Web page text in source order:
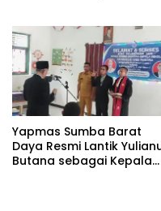
Yapmas Sumba Barat
Daya Resmi Lantik
Butana sebagai Kepala